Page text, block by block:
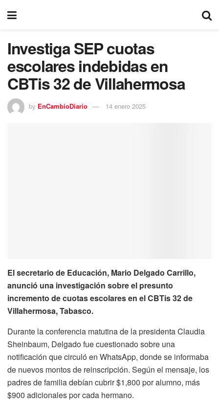
Investiga SEP cuotas
escolares indebidas en
CBTis 32 de Villahermosa
by EnCambioDiario 14 enero 2025
El secretario de Educación, Mario Delgado Carrillo,
anunció una investigación sobre el presunto
incremento de cuotas escolares en el CBTis 32 de
Villahermosa, Tabasco.
Durante la conferencia matutina de la presidenta Claudia
Sheinbaum, Delgado fue cuestionado sobre una
notificación que circuló en WhatsApp, donde se informaba
de nuevos montos de reinscripción. Según el mensaje, los
padres de familia debían cubrir $1,800 por alumno, más
$900 adicionales por cada hermano.